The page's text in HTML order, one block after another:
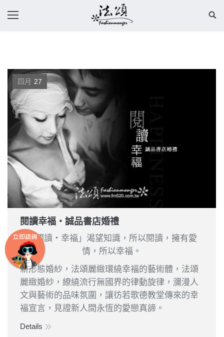
四月 27
閱讀幸福‧誠品書店婚禮
「閱讀‧幸福」渴望知識，所以閱讀，擁有愛
情，所以幸福。
新形態婚紗，法頌麗緻環繞幸福的藝術體，法頌
麗緻婚紗，繚繞流行無國界的律動旋律，瀰漫人
文與藝術的品味氛圍，讓彷若歌德教堂傳來的幸
福宣言，見證新人間永恆的愛戀真諦。
Details